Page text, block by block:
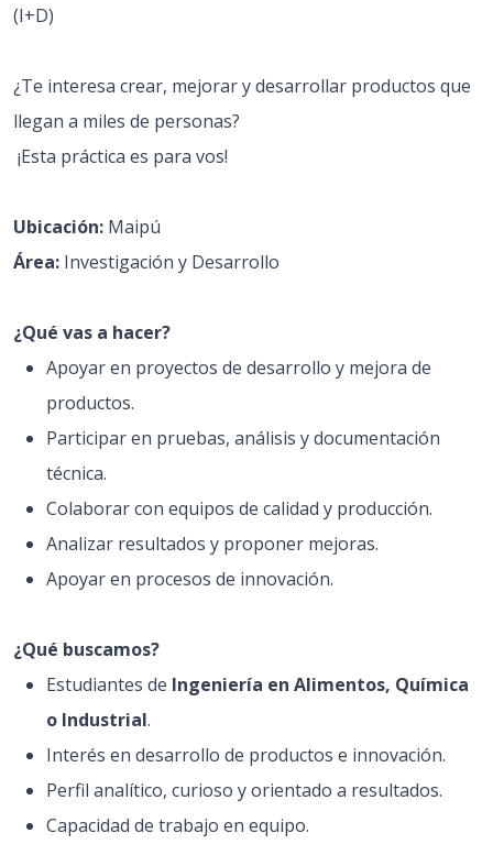
(I+D)
¿Te interesa crear, mejorar y desarrollar productos que
llegan a miles de personas?
¡Esta práctica es para vos!
Ubicación: Maipú
Área: Investigación y Desarrollo
¿Qué vas a hacer?
Apoyar en proyectos de desarrollo y mejora de
productos.
Participar en pruebas, análisis y documentación
técnica.
Colaborar con equipos de calidad y producción.
Analizar resultados y proponer mejoras.
Apoyar en procesos de innovación.
¿Qué buscamos?
Estudiantes de Ingeniería en Alimentos, Química
o Industrial.
Interés en desarrollo de productos e innovación.
Perfil analítico, curioso y orientado a resultados.
Capacidad de trabajo en equipo.